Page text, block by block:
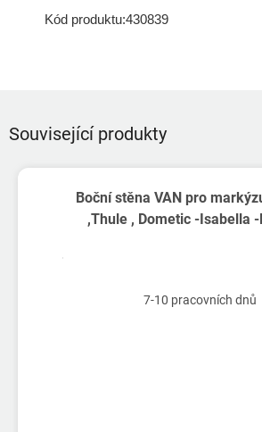
Kód produktu:430839
Související produkty
Boční stěna VAN pro
,Thule , Dometic -Isabella
7-10 pracovních dnů